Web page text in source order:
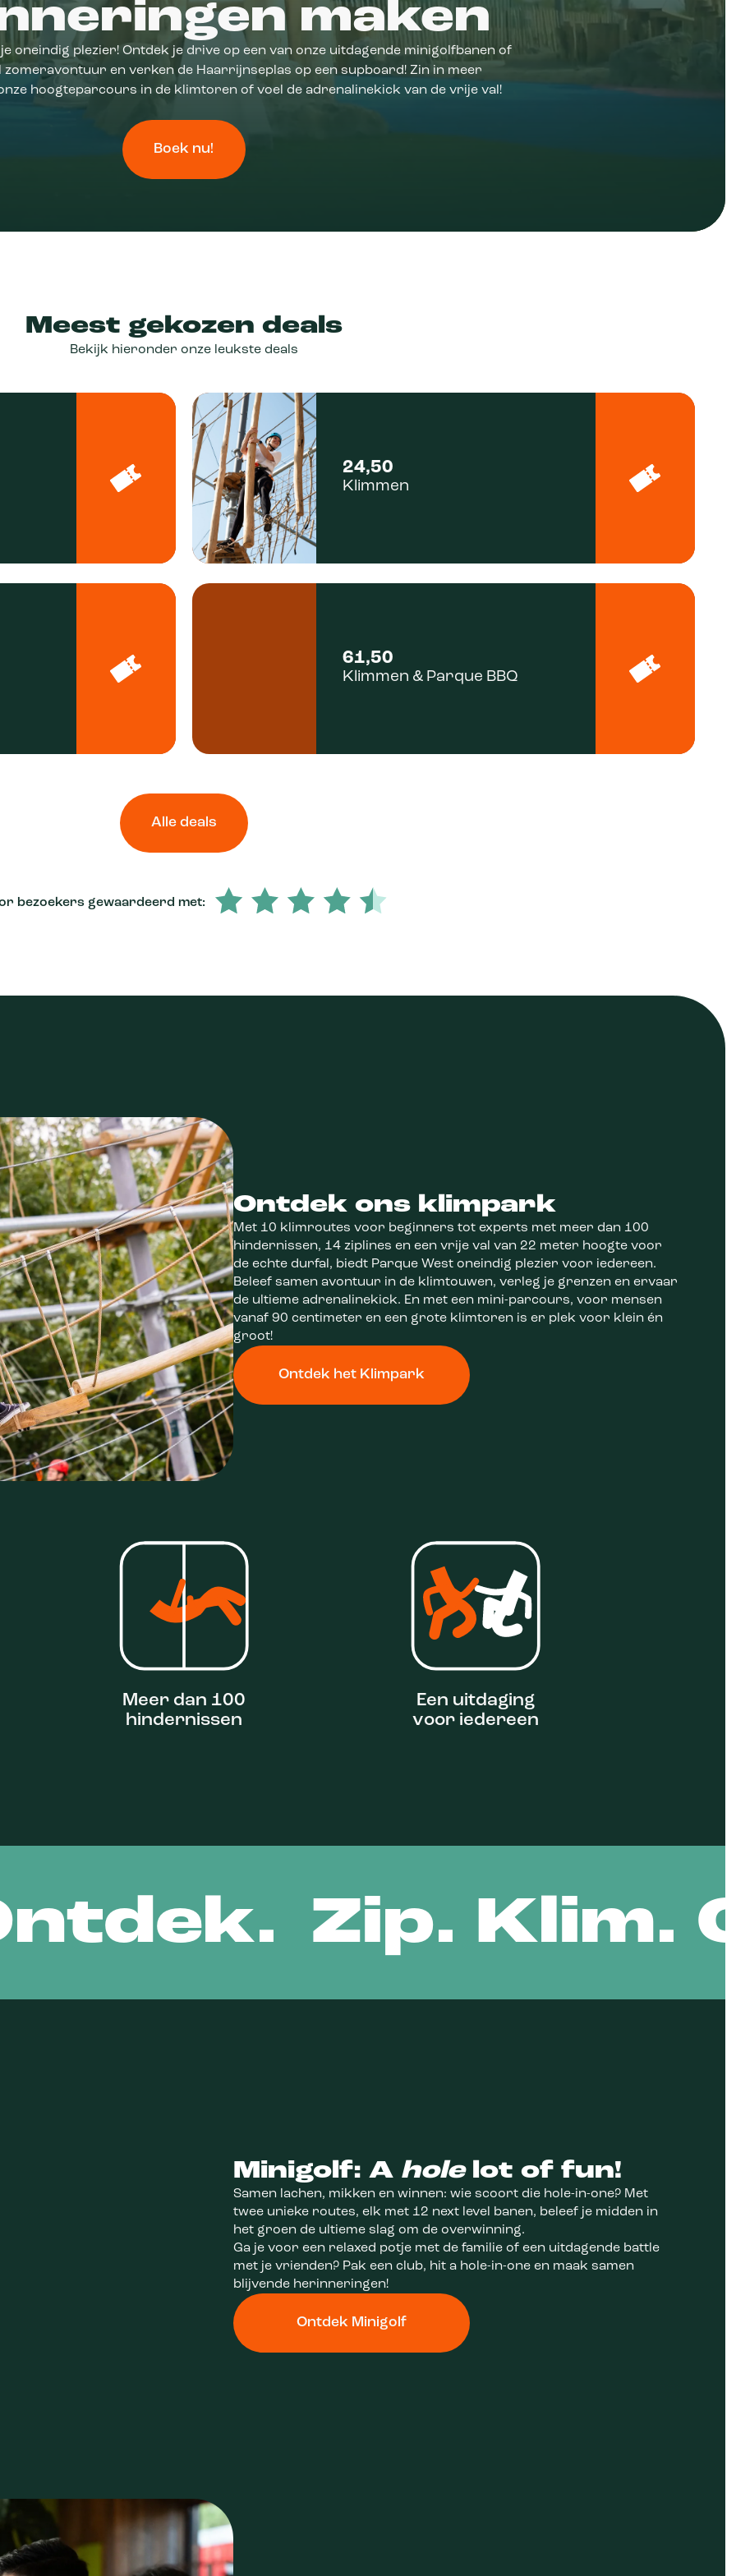
maken
oneindig plezier! Ontdek je drive op een van onze uitdagende minigolfbanen of
zomeravontuur en verken de Haarrijnseplas op een supboard! Zin in meer
hoogteparcours in de klimtoren of voel de adrenalinekick van de vrije val!
Boek nu!
Meest gekozen deals
Bekijk hieronder onze leukste deals
24,50
Klimmen
61,50
Klimmen & Parque BBQ
Alle deals
bezoekers gewaardeerd met:
Ontdek ons klimpark
Met 10 klimroutes voor beginners tot experts met meer dan 100
hindernissen, 14 ziplines en een vrije val van 22 meter hoogte voor
de echte durfal, biedt Parque West oneindig plezier voor iedereen.
Beleef samen avontuur in de klimtouwen, verleg je grenzen en ervaar
de ultieme adrenalinekick. En met een mini-parcours, voor mensen
vanaf 90 centimeter en een grote klimtoren is er plek voor klein én
groot!
Ontdek het Klimpark
Meer dan 100
hindernissen
Een uitdaging
voor iedereen
Zip. Klim.
Minigolf: A holelot of fun!
Samen lachen, mikken en winnen: wie scoort die hole-in-one? Met
twee unieke routes, elk met 12 next level banen, beleef je midden in
het groen de ultieme slag om de overwinning.
Ga je voor een relaxed potje met de familie of een uitdagende battle
met je vrienden? Pak een club, hit a hole-in-one en maak samen
blijvende herinneringen!
Ontdek Minigolf